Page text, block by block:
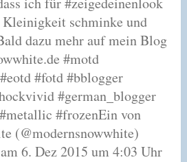
Kleinigkeit schminke und
dazu mehr auf mein Blog
#motd
#fotd #bblogger
#german_blogger
#frozenEin von
(@modernsnowwhite)
6. Dez 2015 um 4:03 Uhr